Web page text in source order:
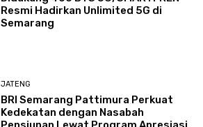
Resmi Hadirkan Unlimited 5G di
Semarang
JATENG
BRI Semarang Pattimura Perkuat
Kedekatan dengan Nasabah